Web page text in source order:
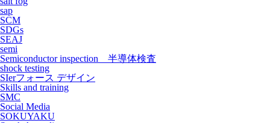
sap
SCM
SDGs
SEAJ
semi
Semiconductor inspection 半導体検査
shock testing
SIerフォース デザイン
Skills and training
SMC
Social Media
SOKUYAKU